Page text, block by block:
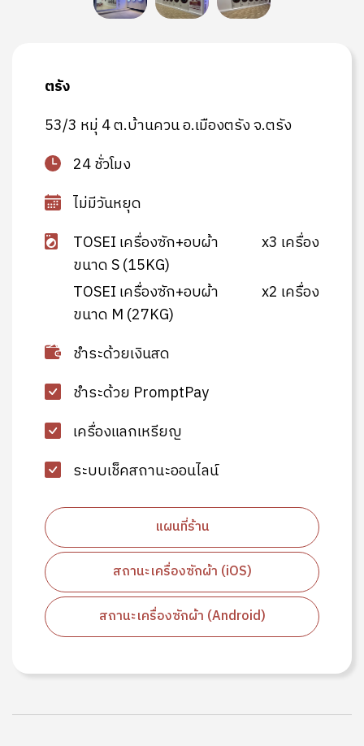
ตรัง
53/3 หมุ่ 4 ต.บ้านควน อ.เมืองตรัง จ.ตรัง
24 ชั่วโมง
ไม่มีวันหยุด
TOSEI เครื่องซัก+อบผ้า
ขนาด S (15KG)
x3 เครื่อง
TOSEI เครื่องซัก+อบผ้า
ขนาด M (27KG)
x2 เครื่อง
ชำระด้วยเงินสด
ชำระด้วย PromptPay
เครื่องแลกเหรียญ
ระบบเช็คสถานะออนไลน์
แผนที่ร้าน
สถานะเครื่องซักผ้า (iOS)
สถานะเครื่องซักผ้า (Android)